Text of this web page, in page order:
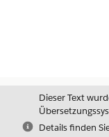
Schließen
Dieser Text
Details finden